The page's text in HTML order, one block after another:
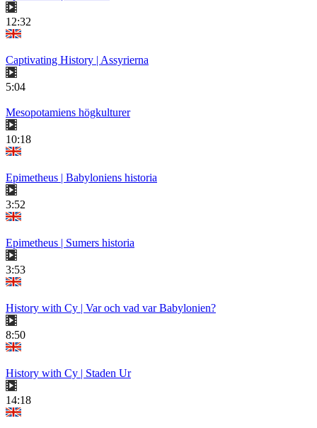
12:32
Captivating History | Assyrierna
5:04
Mesopotamiens högkulturer
10:18
Epimetheus | Babyloniens historia
3:52
Epimetheus | Sumers historia
3:53
History with Cy | Var och vad var Babylonien?
8:50
History with Cy | Staden Ur
14:18